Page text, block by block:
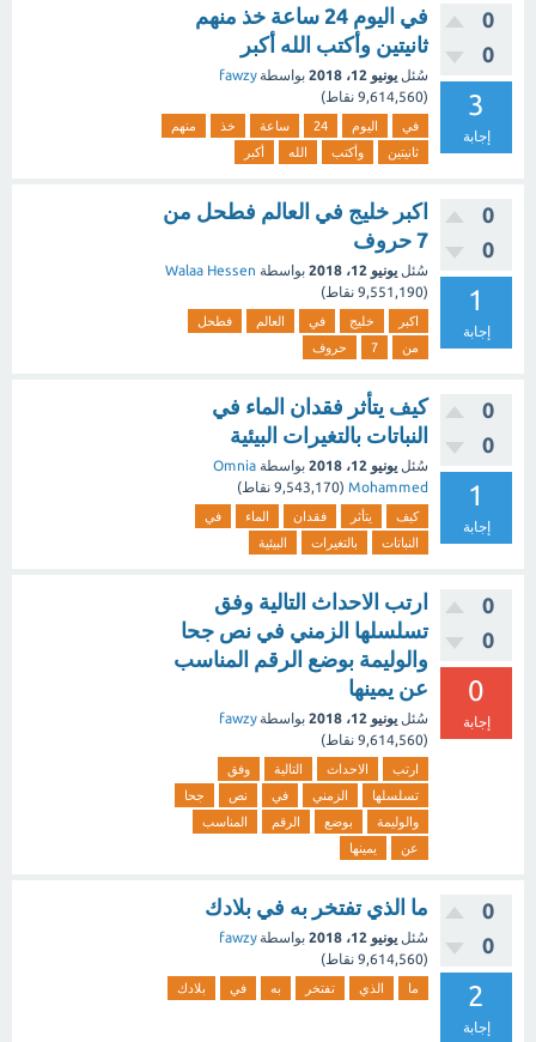
0
0
3
إجابة
في اليوم 24 ساعة خذ منهم
ثانيتين وأكتب الله أكبر
سُئل يونيو 12، 2018 بواسطةfawzy
(
9,614,560 نقاط)
في اليوم 24 ساعة خذ
منهم
ثانيتين
وأكتب الله أكبر
0
0
1
إجابة
اكبر خليج في العالم فطحل من
7 حروف
سُئل يونيو 12، 2018 بواسطة Walaa Hessen
(
9,551,190 نقاط)
اكبر خليج في العالم
فطحل
من
7 حروف
0
0
1
إجابة
كيف يتأثر فقدان الماء في
النباتات بالتغيرات البيئية
سُئل يونيو 12، 2018 بواسطة Omnia
Mohammed
(
9,543,170 نقاط)
كيف يتأثر فقدان الماء
في
النباتات
بالتغيرات البيئية
0
0
0
إجابة
ارتب الاحداث التالية وفق
تسلسلها الزمني في نص جحا
والوليمة بوضع الرقم المناسب
عن يمينها
سُئل يونيو 12، 2018 بواسطةfawzy
(
9,614,560 نقاط)
ارتب الاحداث التالية
وفق
تسلسلها
الزمني في نص
جحا
والوليمة
بوضع الرقم
المناسب
عن
يمينها
0
0
2
إجابة
ما الذي تفتخر به في بلادك
سُئل يونيو 12، 2018 بواسطةfawzy
(
9,614,560 نقاط)
ما الذي تفتخر به في بلادك